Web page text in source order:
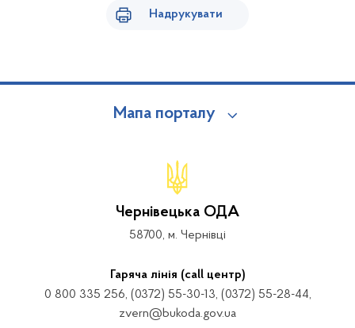
Надрукувати
Мапа порталу
Чернівецька ОДА
58700, м. Чернівці
Гаряча лінія (call центр)
0 800 335 256, (0372) 55-30-13, (0372) 55-28-44,
zvern@bukoda.gov.ua